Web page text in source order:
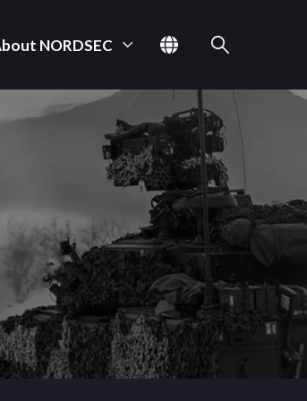
NORDSEC